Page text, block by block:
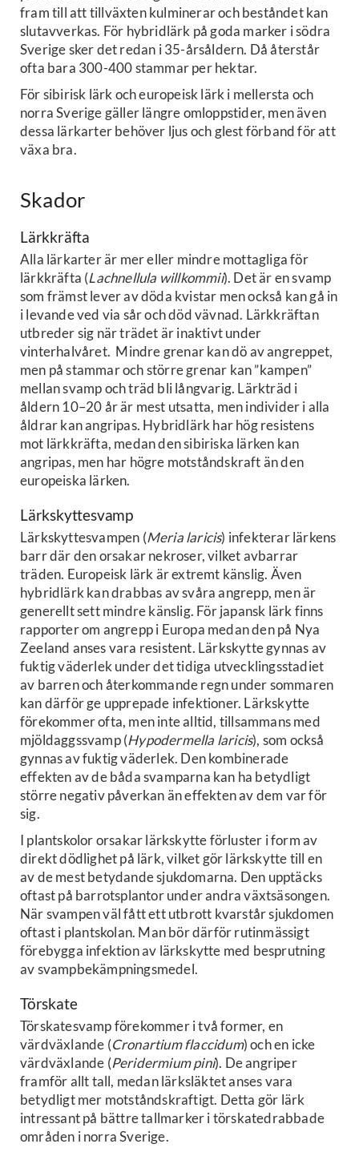
fram till att tillväxten kulminerar och beståndet kan
slutavverkas. För hybridlärk på goda marker i södra
Sverige sker det redan i 35-årsåldern. Då återstår
ofta bara 300-400 stammar per hektar.
För sibirisk lärk och europeisk lärk i mellersta och
norra Sverige gäller längre omloppstider, men även
dessa lärkarter behöver ljus och glest förband för att
växa bra.
Skador
Lärkkräfta
Alla lärkarter är mer eller mindre mottagliga för
lärkkräfta (Lachnellula willkommii). Det är en svamp
som främst lever av döda kvistar men också kan gå in
i levande ved via sår och död vävnad. Lärkkräftan
utbreder sig när trädet är inaktivt under
vinterhalvåret. Mindre grenar kan dö av angreppet,
men på stammar och större grenar kan ”kampen”
mellan svamp och träd bli långvarig. Lärkträd i
åldern 10–20 år är mest utsatta, men individer i alla
åldrar kan angripas. Hybridlärk har hög resistens
mot lärkkräfta, medan den sibiriska lärken kan
angripas, men har högre motståndskraft än den
europeiska lärken.
Lärkskyttesvamp
Lärkskyttesvampen (Meria laricis) infekterar lärkens
barr där den orsakar nekroser, vilket avbarrar
träden. Europeisk lärk är extremt känslig. Även
hybridlärk kan drabbas av svåra angrepp, men är
generellt sett mindre känslig. För japansk lärk finns
rapporter om angrepp i Europa medan den på Nya
Zeeland anses vara resistent. Lärkskytte gynnas av
fuktig väderlek under det tidiga utvecklingsstadiet
av barren och återkommande regn under sommaren
kan därför ge upprepade infektioner. Lärkskytte
förekommer ofta, men inte alltid, tillsammans med
mjöldaggssvamp (Hypodermella laricis), som också
gynnas av fuktig väderlek. Den kombinerade
effekten av de båda svamparna kan ha betydligt
större negativ påverkan än effekten av dem var för
sig.
I plantskolor orsakar lärkskytte förluster i form av
direkt dödlighet på lärk, vilket gör lärkskytte till en
av de mest betydande sjukdomarna. Den upptäcks
oftast på barrotsplantor under andra växtsäsongen.
När svampen väl fått ett utbrott kvarstår sjukdomen
oftast i plantskolan. Man bör därför rutinmässigt
förebygga infektion av lärkskytte med besprutning
av svampbekämpningsmedel.
Törskate
Törskatesvamp förekommer i två former, en
värdväxlande (Cronartium flaccidum) och en icke
värdväxlande (Peridermium pini). De angriper
framför allt tall, medan lärksläktet anses vara
betydligt mer motståndskraftigt. Detta gör lärk
intressant på bättre tallmarker i törskatedrabbade
områden i norra Sverige.